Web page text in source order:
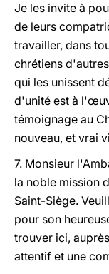
Je les invite à
de leurs
travailler, dans
chrétiens
qui les unissent
d'unité est à
témoignage au
nouveau, et vrai
7. Monsieur
la noble mission
Saint-Siège.
pour son
trouver ici,
attentif et une